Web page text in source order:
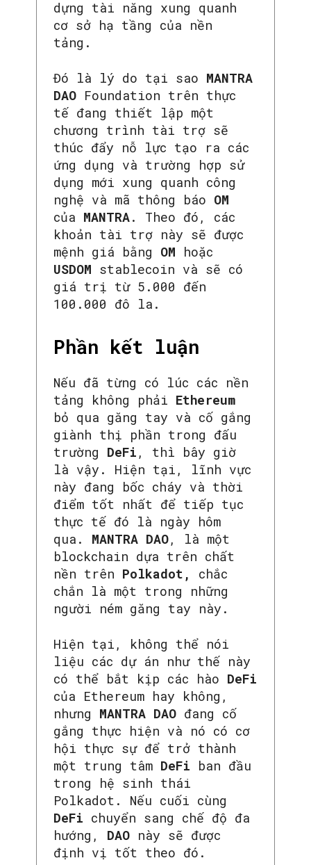
dựng tài năng xung quanh
cơ sở hạ tầng của nền
tảng.
Đó là lý do tại sao MANTRA
DAO Foundation trên thực
tế đang thiết lập một
chương trình tài trợ sẽ
thúc đẩy nỗ lực tạo ra các
ứng dụng và trường hợp sử
dụng mới xung quanh công
nghệ và mã thông báo OM
của MANTRA. Theo đó, các
khoản tài trợ này sẽ được
mệnh giá bằng OM hoặc
USDOM stablecoin và sẽ có
giá trị từ 5.000 đến
100.000 đô la.
Phần kết luận
Nếu đã từng có lúc các nền
tảng không phải Ethereum
bỏ qua găng tay và cố gắng
giành thị phần trong đấu
trường DeFi , thì bây giờ
là vậy. Hiện tại, lĩnh vực
này đang bốc cháy và thời
điểm tốt nhất để tiếp tục
thực tế đó là ngày hôm
qua. MANTRA DAO, là một
blockchain dựa trên chất
nền trên Polkadot,
chắc
chắn là một trong những
người ném găng tay này.
Hiện tại, không thể nói
liệu các dự án như thế này
có thể bắt kịp các hào DeFi
của Ethereum hay không,
nhưng MANTRA DAO đang cố
gắng thực hiện và nó có cơ
hội thực sự để trở thành
một trung tâm DeFi ban đầu
trong hệ sinh thái
Polkadot. Nếu cuối cùng
DeFi chuyển sang chế độ đa
hướng, DAO này sẽ được
định vị tốt theo đó.